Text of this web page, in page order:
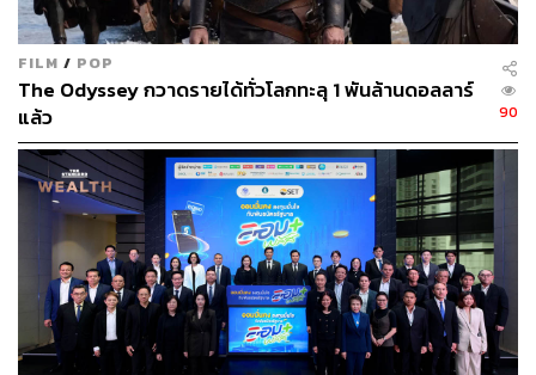
“การท่องเที่ยวที่ดีขึ้นกว่าปีก่อนหน้า ส่งผลบวกให้ บจ. ไทยที่
ทำธุรกิจด้านการบริการและธุรกิจที่เกี่ยวเนื่องกับการท่อง
เที่ยวมีผลประกอบการดีขึ้น เช่น หมวดอาหารและเครื่องดื่ม,
สินค้าอุปโภคบริโภค, โรงแรม, การบิน, พื้นที่เช่า, ค้าปลีก,
โรงพยาบาล และโทรคมนาคม อีกทั้งธุรกิจการเงินยังเติบโต
ได้ดีจากอัตราดอกเบี้ยที่อยู่ในระดับสูง อย่างไรก็ตาม ราคา
น้ำมันและส่วนต่างค่าการกลั่นปรับลดลงในไตรมาส 3 ทำให้
ธุรกิจที่เกี่ยวข้องกับน้ำมันและปิโตรเคมีได้รับผลกระทบ และ
ส่งผลให้ผลประกอบการในงวด 9 เดือนแรก แม้รายได้ยัง
เติบโตแต่มีกำไรสุทธิลดลง” อัสสเดชกล่าว
FILM / POP
The Odyssey กวาดรายได้ทั่วโลกทะลุ 1 พันล้านดอลลาร์
แล้ว
90